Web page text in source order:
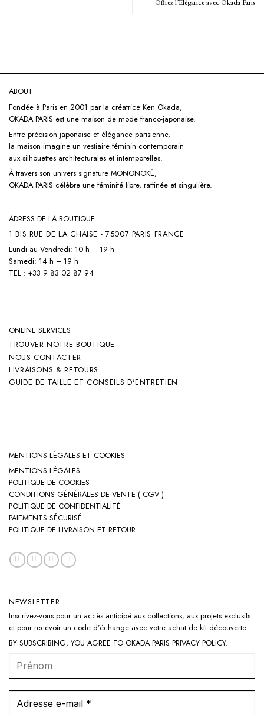
Offrez l’Elégance avec Okada Paris
ABOUT
Fondée à Paris en 2001 par la créatrice Ken Okada,
OKADA PARIS est une maison de mode franco-japonaise.
Entre précision japonaise et élégance parisienne,
la maison imagine un vestiaire féminin contemporain
aux silhouettes architecturales et intemporelles.
À travers son univers signature MONONOKÉ,
OKADA PARIS célèbre une féminité libre, raffinée et singulière.
ADRESS DE LA BOUTIQUE
1 BIS RUE DE LA CHAISE - 75007 PARIS FRANCE
Lundi au Vendredi: 10 h – 19 h
Samedi: 14 h – 19 h
TEL : +33 9 83 02 87 94
ONLINE SERVICES
TROUVER NOTRE BOUTIQUE
NOUS CONTACTER
LIVRAISONS & RETOURS
GUIDE DE TAILLE ET CONSEILS D'ENTRETIEN
MENTIONS LÉGALES ET COOKIES
MENTIONS LÉGALES
POLITIQUE DE COOKIES
CONDITIONS GÉNÉRALES DE VENTE ( CGV )
POLITIQUE DE CONFIDENTIALITÉ
PAIEMENTS SÉCURISÉ
POLITIQUE DE LIVRAISON ET RETOUR
NEWSLETTER
Inscrivez-vous pour un accès anticipé aux collections, aux projets exclusifs
et pour recevoir un code d’échange avec votre achat de kit découverte.
BY SUBSCRIBING, YOU AGREE TO OKADA PARIS PRIVACY POLICY.